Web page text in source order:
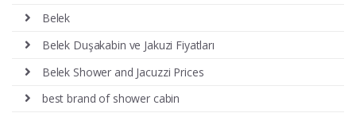
Belek
Belek Duşakabin ve Jakuzi Fiyatları
Belek Shower and Jacuzzi Prices
best brand of shower cabin